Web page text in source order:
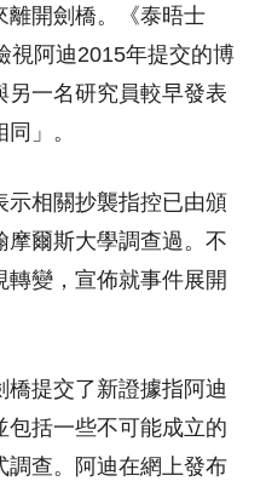
離開劍橋。《泰晤士
視阿迪2015年提交的博
一名研究員較早發表
」。
示相關抄襲指控已由頒
爾斯大學調查過。不
變，宣佈就事件展開
橋提交了新證據指阿迪
括一些不可能成立的
調查。阿迪在網上發布